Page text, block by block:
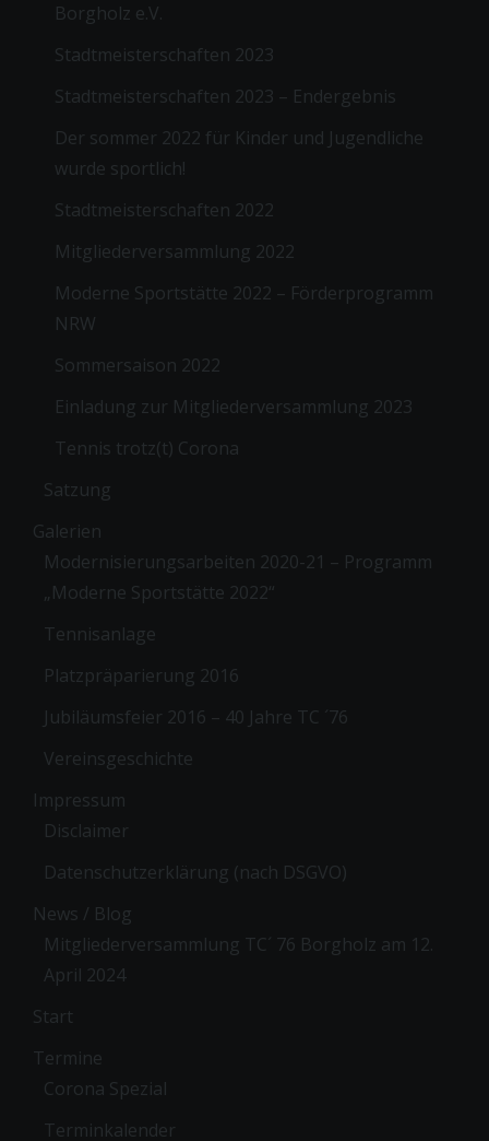
Borgholz e.V.
Stadtmeisterschaften 2023
Stadtmeisterschaften 2023 – Endergebnis
Der sommer 2022 für Kinder und Jugendliche
wurde sportlich!
Stadtmeisterschaften 2022
Mitgliederversammlung 2022
Moderne Sportstätte 2022 – Förderprogramm
NRW
Sommersaison 2022
Einladung zur Mitgliederversammlung 2023
Tennis trotz(t) Corona
Satzung
Galerien
Modernisierungsarbeiten 2020-21 – Programm
„Moderne Sportstätte 2022“
Tennisanlage
Platzpräparierung 2016
Jubiläumsfeier 2016 – 40 Jahre TC ´76
Vereinsgeschichte
Impressum
Disclaimer
Datenschutzerklärung (nach DSGVO)
News / Blog
Mitgliederversammlung TC´ 76 Borgholz am 12.
April 2024
Start
Termine
Corona Spezial
Terminkalender